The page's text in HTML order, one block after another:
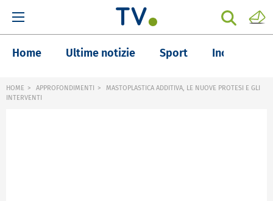
Home Ultime notizie Sport Inchieste
HOME APPROFONDIMENTI
MASTOPLASTICA ADDITIVA, LE NUOVE PROTESI E GLI
INTERVENTI